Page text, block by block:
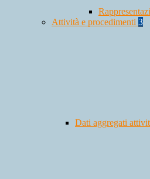
Attività e procedimenti 3
Dati aggregati